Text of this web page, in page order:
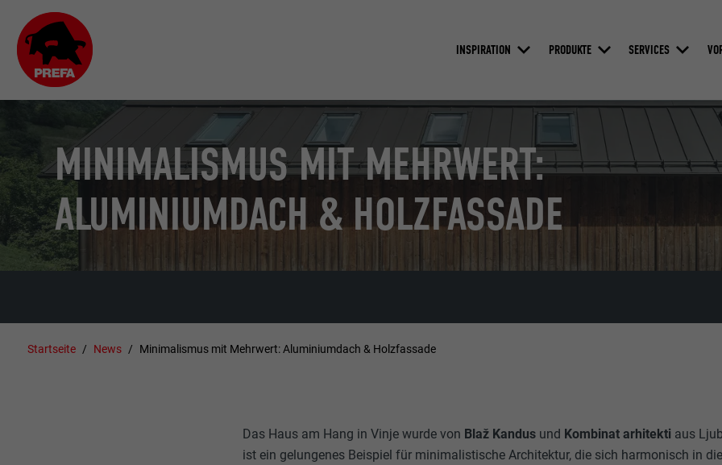
INSPIRATION PRODUKTE SERVICES
MINIMALISMUS MIT MEHRWERT:
ALUMINIUMDACH & HOLZFASSADE
Startseite News Minimalismus mit Mehrwert: Aluminiumdach & Holzfassade
Das Haus am Hang in Vinje wurde von Blaž Kandus und Kombinat arhitekti aus
ist ein gelungenes Beispiel für minimalistische Architektur, die sich harmonisch in